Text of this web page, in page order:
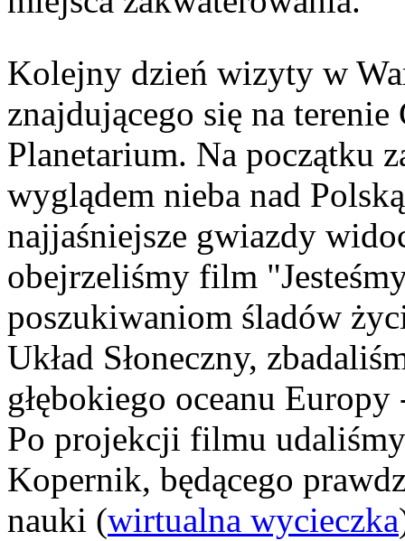
Kolejny dzień wizyty w
znajdującego się na
Planetarium. Na początku
wyglądem nieba nad
najjaśniejsze gwiazdy
obejrzeliśmy film
poszukiwaniom śladów
Układ Słoneczny,
głębokiego oceanu
Po projekcji filmu
Kopernik, będącego
nauki (wirtualna wycieczka